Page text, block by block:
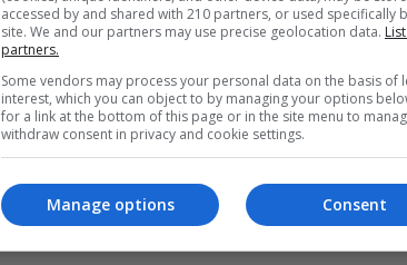
از موضوع
سلام به 10 Minute Mail خوش آمدید همین حالا
accessed by and shared with 210 partners, or used specifically
site. We and our partners may use precise geolocation data.
partners.
Some vendors may process your personal data on the basis of
interest, which you can object to by managing your options
for a link at the bottom of this page or in the site menu to
withdraw consent in privacy and cookie settings.
Consent
Manage options